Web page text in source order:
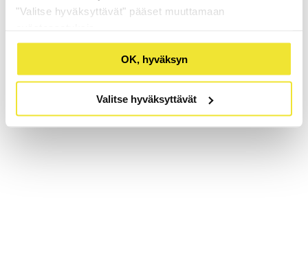
"Valitse hyväksyttävät" pääset muuttamaan
OK, hyväksyn
Valitse hyväksyttävät